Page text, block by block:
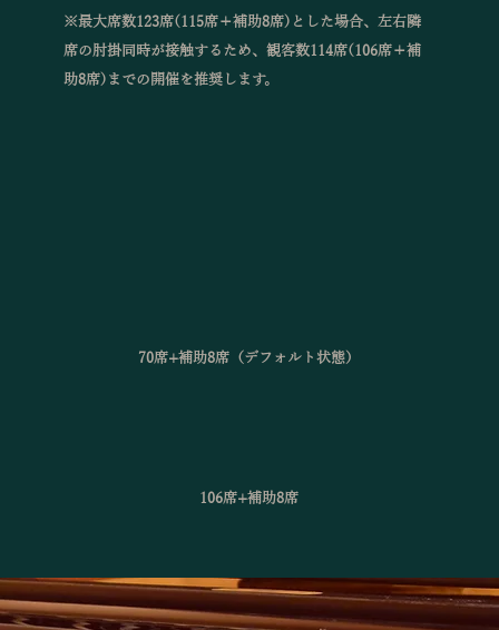
※最大席数123席(115席＋補助8席)とした場合、左右隣
席の肘掛同時が接触するため、観客数114席(106席＋補
助8席)までの開催を推奨します。
70席+補助8席（デフォルト状態）
106席+補助8席